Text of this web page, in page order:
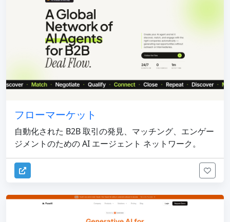
フローマーケット
自動化された B2B 取引の発見、マッチング、エンゲー
ジメントのための AI エージェント ネットワーク。